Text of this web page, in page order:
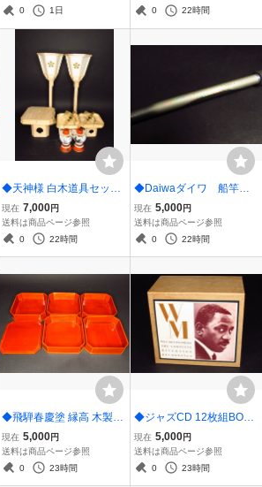
0
1日
0
22時間
◆天神様 白木道具セット
雪洞 三宝 御正月 御供え物
現在 7,000円
送料は商品ページ参照
0
22時間
◆Daiwaダイワ 船竿 H
X インターライン 岬 T 3
0号310I
現在 5,000円
送料は商品ページ参照
0
22時間
◆飛騨春慶塗 縁高 木製漆
器
現在 5,000円
送料は商品ページ参照
0
23時間
◆ジャズCD 12枚組BOX
WES MONTGOMERY TH
E COMPLETE RIVERSID
E RECORDINGS ウェス
現在 5,000円
送料は商品ページ参照
0
23時間